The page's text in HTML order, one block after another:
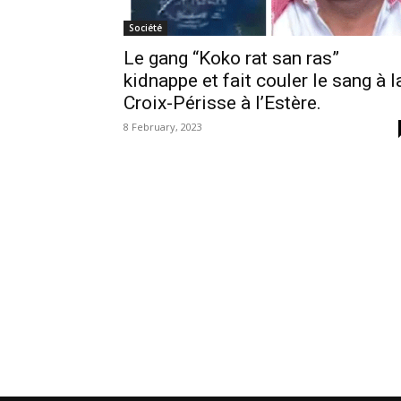
Société
Le gang “Koko rat san ras”
kidnappe et fait couler le sang à
Croix-Périsse à l’Estère.
8 February, 2023